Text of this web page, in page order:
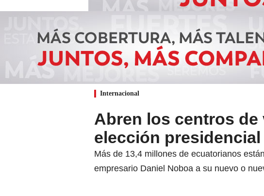
Internacional
Abren los centros
elección
Más de 13,4 millones de ecuatorianos
empresario Daniel Noboa a su nuevo o